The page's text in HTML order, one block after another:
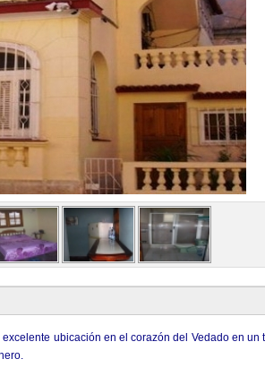
ubicación en el corazón del Vedado en un